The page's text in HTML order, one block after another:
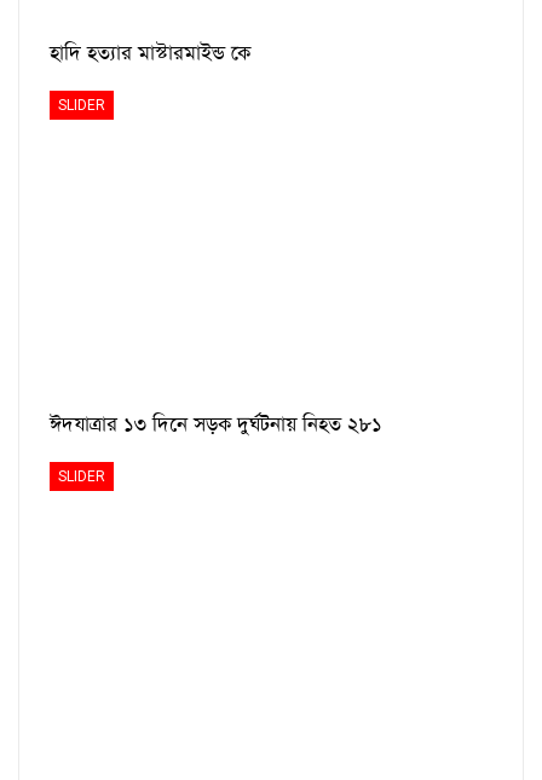
হাদি হত্যার মাস্টারমাইন্ড কে
SLIDER
ঈদযাত্রার ১৩ দিনে সড়ক দুর্ঘটনায় নিহত ২৮১
SLIDER